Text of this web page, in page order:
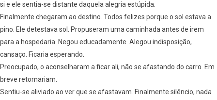
si e ele sentia-se distante daquela alegria estúpida.
Finalmente chegaram ao destino. Todos felizes porque o sol estava a
pino. Ele detestava sol. Propuseram uma caminhada antes de irem
para a hospedaria. Negou educadamente. Alegou indisposição,
cansaço. Ficaria esperando.
Preocupado, o aconselharam a ficar ali, não se afastando do carro. Em
breve retornariam.
Sentiu-se aliviado ao ver que se afastavam. Finalmente silêncio, nada